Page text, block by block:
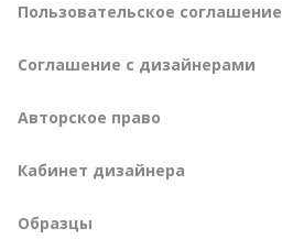
Пользовательское соглашение
Соглашение с дизайнерами
Авторское право
Кабинет дизайнера
Образцы